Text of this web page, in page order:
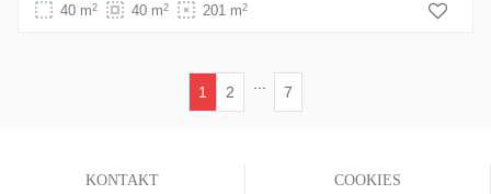
40 m2 40 m2 201 m2
1
2 7
KONTAKT COOKIES